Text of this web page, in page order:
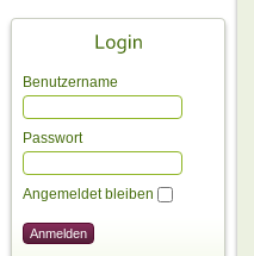
Benutzername
Passwort
Angemeldet bleiben